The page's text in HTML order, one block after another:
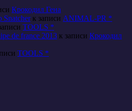
Крокодил Гена
Snatcherк записи ANIMAL-PR *
TOOLS *
de france 2013 к записи Крокодил
TOOLS *